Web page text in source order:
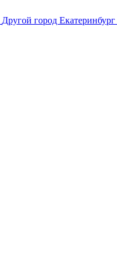
Другой город Екатеринбург